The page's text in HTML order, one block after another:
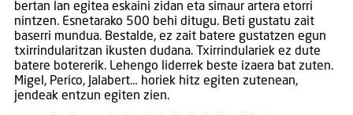
bertan lan egitea eskaini zidan eta simaur artera etorri
nintzen. Esnetarako 500 behi ditugu. Beti gustatu zait
baserri mundua. Bestalde, ez zait batere gustatzen egun
txirrindularitzan ikusten dudana. Txirrindulariek ez dute
batere botererik. Lehengo liderrek beste izaera bat zuten.
Migel, Perico, Jalabert… horiek hitz egiten zutenean,
jendeak entzun egiten zien.